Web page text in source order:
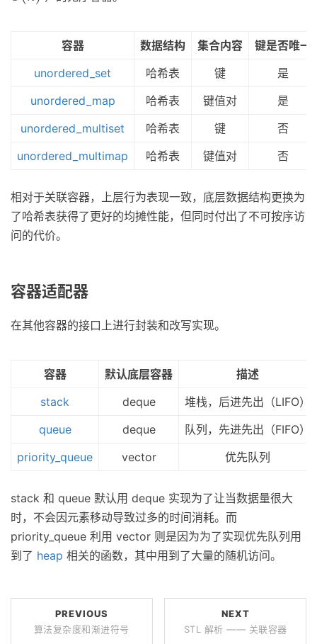
容器 数据结构 集合内容
键是否唯一
unordered_set
哈希表 键
是
unordered_map
哈希表 键值对
是
unordered_multiset
哈希表 键
否
unordered_multimap
哈希表 键值对 否
相对于关联容器，上层行为表现一致，底层数据结构更换为
了哈希表获得了更好的均摊性能，但同时付出了不可按序访
问的代价。
容器适配器
在其他容器的接口上进行封装和改写实现。
容器 默认底层容器
描述
stack
deque
堆栈，后进先出（LIFO）
queue
deque
队列，先进先出（FIFO）
priority_queue
vector 优先队列
stack 和 queue 默认用 deque 实现为了让当数据量很大
时，不会因元素移动导致过多的时间消耗。而
priority_queue 利用 vector 则是因为为了实现优先队列用
到了 heap 相关的函数，其中用到了大量的随机访问。
PREVIOUS
算法复杂度和渐进符号
NEXT
STL 解析 —— 关联容器